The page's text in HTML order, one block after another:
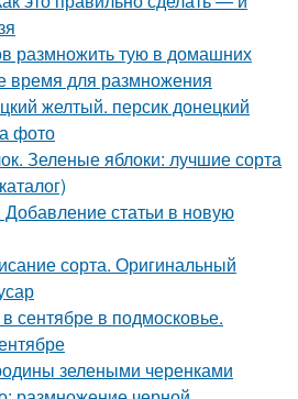
размножить тую в домашних
время для размножения
желтый. персик донецкий
фото
Зеленые яблоки: лучшие сорта
Добавление статьи в новую
сорта. Оригинальный
сентябре в подмосковье.
зелеными черенками